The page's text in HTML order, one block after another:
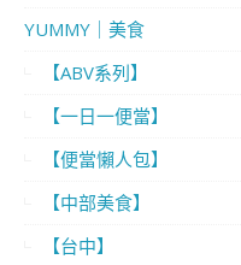
YUMMY｜美食
【ABV系列】
【一日一便當】
【便當懶人包】
【中部美食】
【台中】